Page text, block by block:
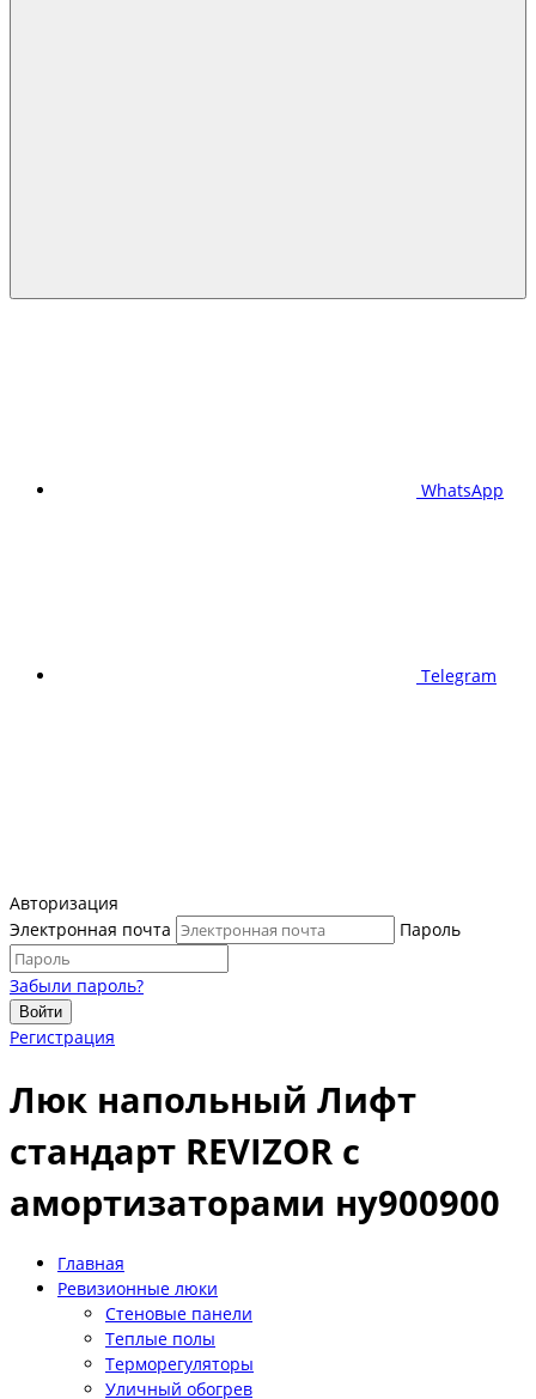
WhatsApp
Telegram
Авторизация
Электронная почта
Пароль
Забыли пароль?
Войти
Регистрация
Люк напольный Лифт
стандарт REVIZOR с
амортизаторами ну900900
Главная
Ревизионные люки
Стеновые панели
Теплые полы
Терморегуляторы
Уличный обогрев